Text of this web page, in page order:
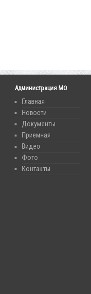
Администрация МО
Главная
Новости
Документы
Приемная
Видео
Фото
Контакты